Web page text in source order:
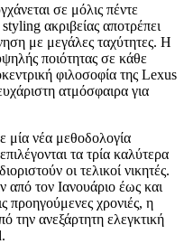
σε μόλις πέντε
ακριβείας αποτρέπει
με μεγάλες ταχύτητες. Η
ποιότητας σε κάθε
φιλοσοφία της Lexus
ατμόσφαιρα για
μία νέα μεθοδολογία
τα τρία καλύτερα
οι τελικοί νικητές.
από τον Ιανουάριο έως και
προηγούμενες χρονιές, η
την ανεξάρτητη ελεγκτική